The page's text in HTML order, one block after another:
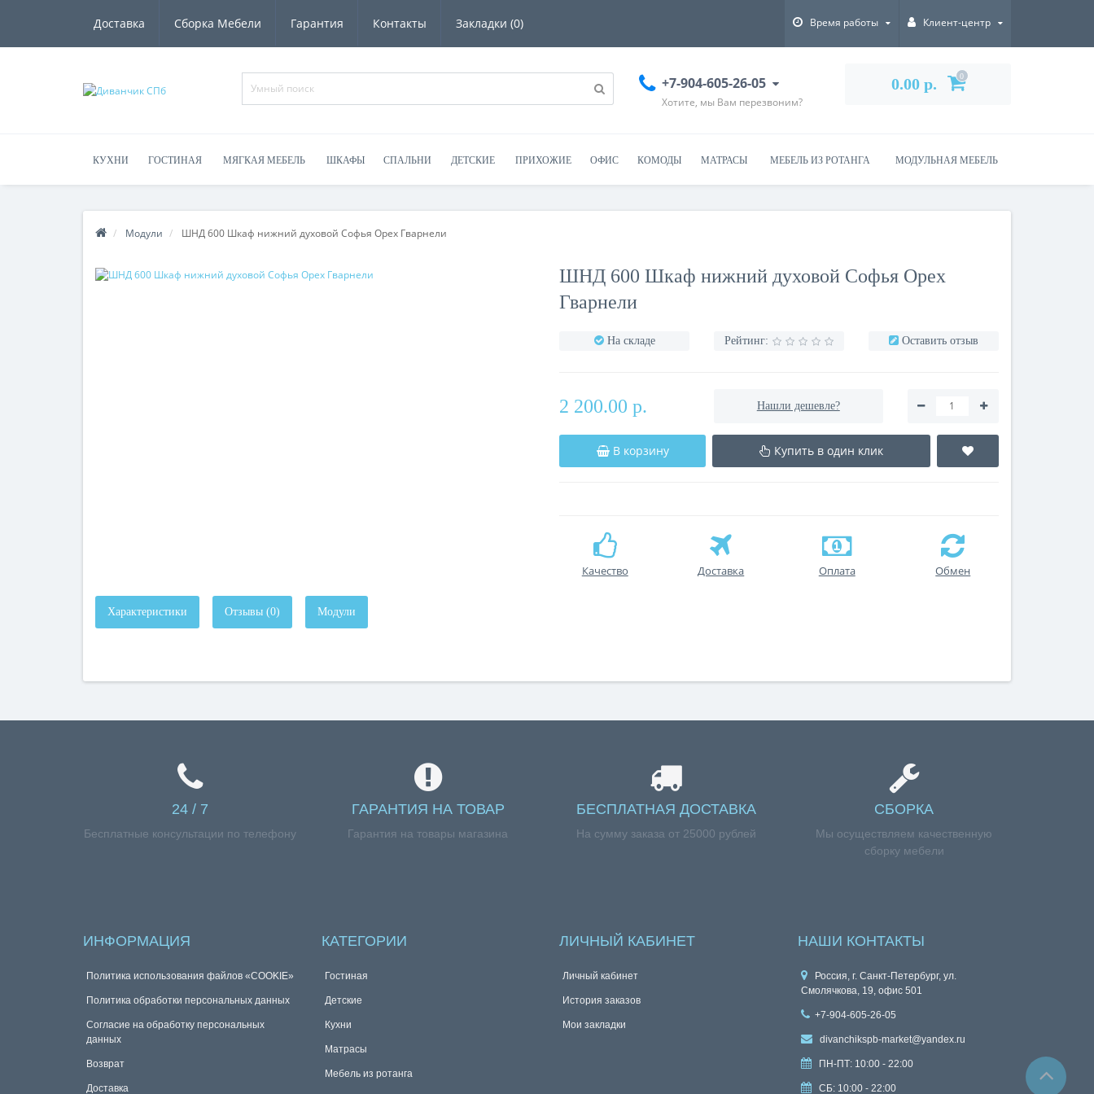
Доставка Сборка Мебели Гарантия Контакты Закладки (0) Время работы Клиент-центр
+7-904-605-26-05
Хотите, мы Вам перезвоним?
0.00 р. 0
КУХНИ ГОСТИНАЯ МЯГКАЯ МЕБЕЛЬ ШКАФЫ СПАЛЬНИ ДЕТСКИЕ ПРИХОЖИЕ ОФИС КОМОДЫ МАТРАСЫ МЕБЕЛЬ ИЗ РОТАНГА МОДУЛЬНАЯ МЕБЕЛЬ
Модули ШНД 600 Шкаф нижний духовой Софья Орех Гварнели
ШНД 600 Шкаф нижний духовой Софья Орех
Гварнели
На складе Рейтинг: Оставить отзыв
2 200.00 р. Нашли дешевле?
В корзину Купить в один клик
Качество Доставка Оплата Обмен
Характеристики Отзывы (0) Модули
24 / 7
Бесплатные консультации по телефону
ГАРАНТИЯ НА ТОВАР
Гарантия на товары магазина
БЕСПЛАТНАЯ ДОСТАВКА
На сумму заказа от 25000 рублей
СБОРКА
Мы осуществляем качественную
сборку мебели
ИНФОРМАЦИЯ
Политика использования файлов «COOKIE»
Политика обработки персональных данных
Согласие на обработку персональных
данных
Возврат
Доставка
КАТЕГОРИИ
Гостиная
Детские
Кухни
Матрасы
Мебель из ротанга
ЛИЧНЫЙ КАБИНЕТ
Личный кабинет
История заказов
Мои закладки
НАШИ КОНТАКТЫ
Россия, г. Санкт-Петербург, ул.
Смолячкова, 19, офис 501
+7-904-605-26-05
divanchikspb-market@yandex.ru
ПН-ПТ: 10:00 - 22:00
СБ: 10:00 - 22:00